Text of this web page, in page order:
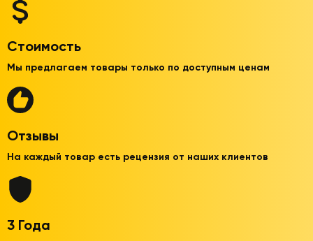
Стоимость
Мы предлагаем товары только по доступным ценам
Отзывы
На каждый товар есть рецензия от наших клиентов
3 Года